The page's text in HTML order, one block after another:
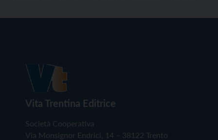
Vita Trentina Editrice
Società Cooperativa
Via Monsignor Endrici, 14 – 38122 Trento